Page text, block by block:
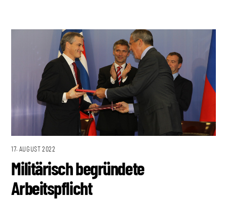
17. AUGUST 2022
Militärisch begründete
Arbeitspflicht